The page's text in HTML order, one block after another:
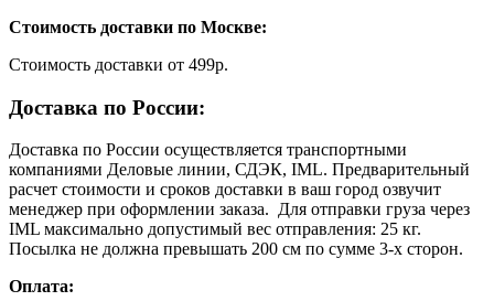
Стоимость доставки по Москве:
Cтоимость доставки от 499р.
Доставка по России:
Доставка по России осуществляется транспортными
компаниями Деловые линии, СДЭК, IML. Предварительный
расчет стоимости и сроков доставки в ваш город озвучит
менеджер при оформлении заказа. Для отправки груза через
IML максимально допустимый вес отправления: 25 кг.
Посылка не должна превышать 200 см по сумме 3-х сторон.
Оплата: